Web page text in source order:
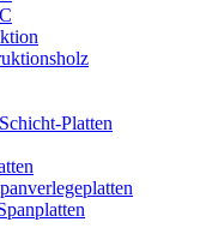
Platten